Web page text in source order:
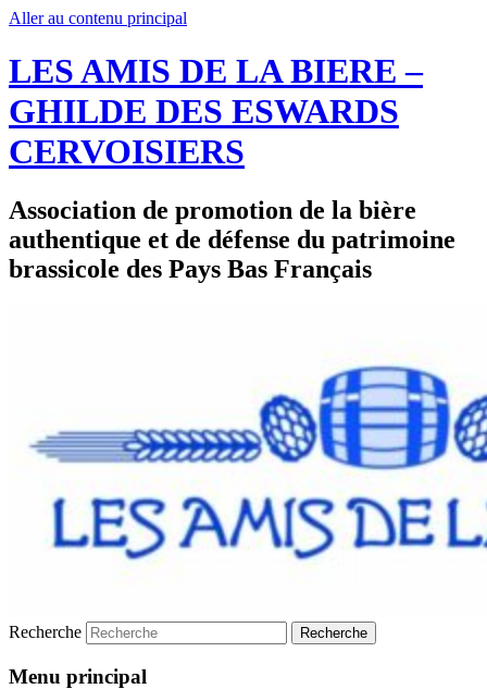
Aller au contenu principal
LES AMIS DE LA BIERE –
GHILDE DES ESWARDS
CERVOISIERS
Association de promotion de la bière
authentique et de défense du patrimoine
brassicole des Pays Bas Français
Recherche
Menu principal